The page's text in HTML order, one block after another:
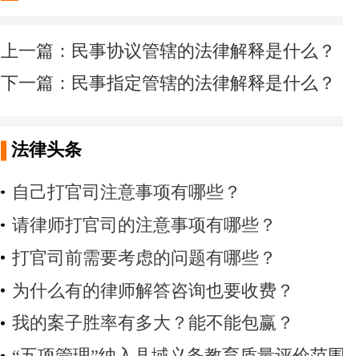
上一篇： 民事协议管辖的法律解释是什么？
下一篇： 民事指定管辖的法律解释是什么？
法律头条
自己打官司注意事项有哪些？
请律师打官司的注意事项有哪些？
打官司前需要考虑的问题有哪些？
为什么有的律师解答咨询也要收费？
我的案子胜率有多大？能不能包赢？